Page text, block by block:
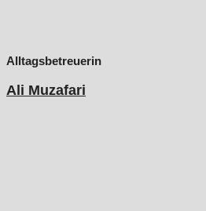
Alltagsbetreuerin
Ali Muzafari